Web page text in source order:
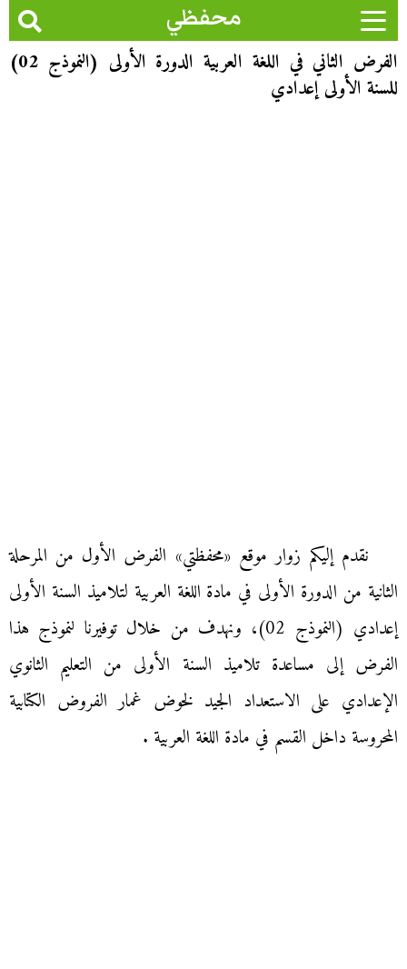
محفظي
الفرض الثاني في اللغة العربية الدورة الأولى (النموذج 02)
للسنة الأولى إعدادي
نقدم إليكم زوار موقع «محفظتي» الفرض الأول من المرحلة
الثانية من الدورة الأولى في مادة اللغة العربية لتلاميذ السنة الأولى
إعدادي (النموذج 02)، ونهدف من خلال توفيرنا لنموذج هذا
الفرض إلى مساعدة تلاميذ السنة الأولى من التعليم الثانوي
الإعدادي على الاستعداد الجيد لخوض غمار الفروض الكتابية
المحروسة داخل القسم في مادة اللغة العربية .